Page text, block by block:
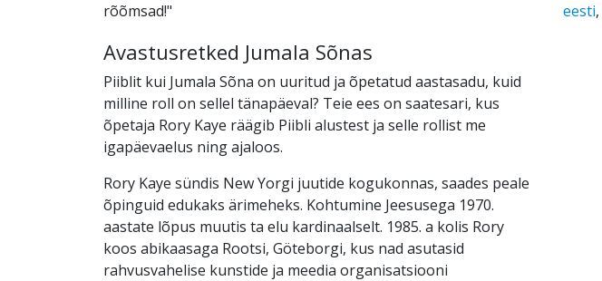
rõõmsad!"
Avastusretked Jumala Sõnas
Piiblit kui Jumala Sõna on uuritud ja õpetatud aastasadu, kuid
milline roll on sellel tänapäeval? Teie ees on saatesari, kus
õpetaja Rory Kaye räägib Piibli alustest ja selle rollist me
igapäevaelus ning ajaloos.
Rory Kaye sündis New Yorgi juutide kogukonnas, saades peale
õpinguid edukaks ärimeheks. Kohtumine Jeesusega 1970.
aastate lõpus muutis ta elu kardinaalselt. 1985. a kolis Rory
koos abikaasaga Rootsi, Göteborgi, kus nad asutasid
rahvusvahelise kunstide ja meedia organisatsiooni
eesti,